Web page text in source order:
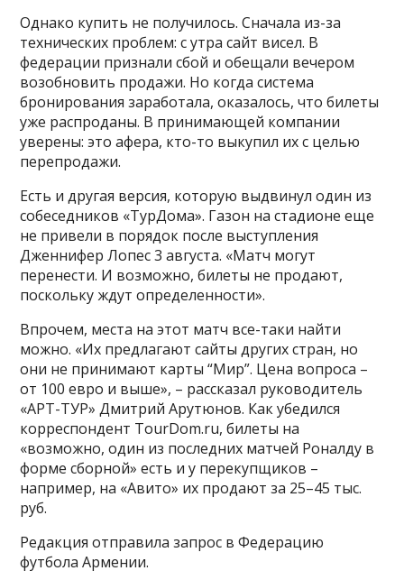
Однако купить не получилось. Сначала из-за
технических проблем: с утра сайт висел. В
федерации признали сбой и обещали вечером
возобновить продажи. Но когда система
бронирования заработала, оказалось, что билеты
уже распроданы. В принимающей компании
уверены: это афера, кто-то выкупил их с целью
перепродажи.
Есть и другая версия, которую выдвинул один из
собеседников «ТурДома». Газон на стадионе еще
не привели в порядок после выступления
Дженнифер Лопес 3 августа. «Матч могут
перенести. И возможно, билеты не продают,
поскольку ждут определенности».
Впрочем, места на этот матч все-таки найти
можно. «Их предлагают сайты других стран, но
они не принимают карты “Мир”. Цена вопроса –
от 100 евро и выше», – рассказал руководитель
«АРТ-ТУР» Дмитрий Арутюнов. Как убедился
корреспондент TourDom.ru, билеты на
«возможно, один из последних матчей Роналду в
форме сборной» есть и у перекупщиков –
например, на «Авито» их продают за 25–45 тыс.
руб.
Редакция отправила запрос в Федерацию
футбола Армении.